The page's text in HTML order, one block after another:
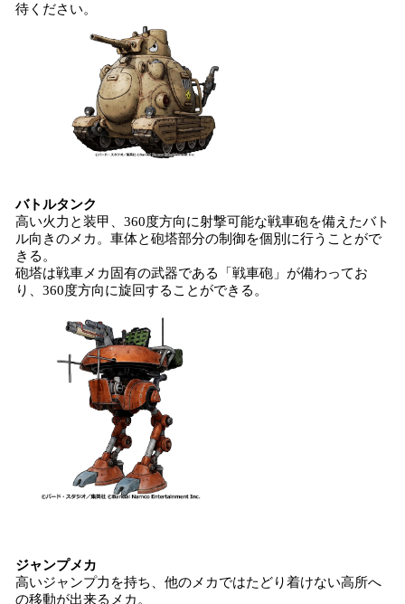
待ください。
バトルタンク
高い火力と装甲、360度方向に射撃可能な戦車砲を備えたバト
ル向きのメカ。車体と砲塔部分の制御を個別に行うことがで
きる。
砲塔は戦車メカ固有の武器である「戦車砲」が備わってお
り、360度方向に旋回することができる。
ジャンプメカ
高いジャンプ力を持ち、他のメカではたどり着けない高所へ
の移動が出来るメカ。